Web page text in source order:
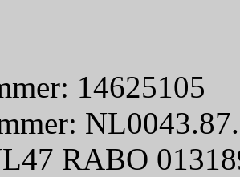
14625105
RABO